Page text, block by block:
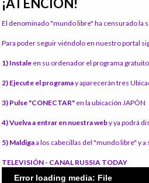
¡ATENCIÓN!
El denominado "mundo libre" ha censurado la
Para poder seguir viéndolo en nuestro portal
1) Instale en su ordenador el programa
2) Ejecute el programay aparecerán tres
3) Pulse "CONECTAR" en la ubicación JAPÓN
4) Vuelva a entrar en nuestra weby ya podrá
5) Maldigaa los cabecillas del "mundo libre" y a
TELEVISIÓN - CANAL RUSSIA TODAY